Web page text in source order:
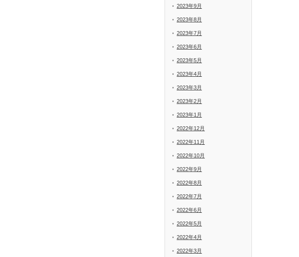
2023年9月
2023年8月
2023年7月
2023年6月
2023年5月
2023年4月
2023年3月
2023年2月
2023年1月
2022年12月
2022年11月
2022年10月
2022年9月
2022年8月
2022年7月
2022年6月
2022年5月
2022年4月
2022年3月